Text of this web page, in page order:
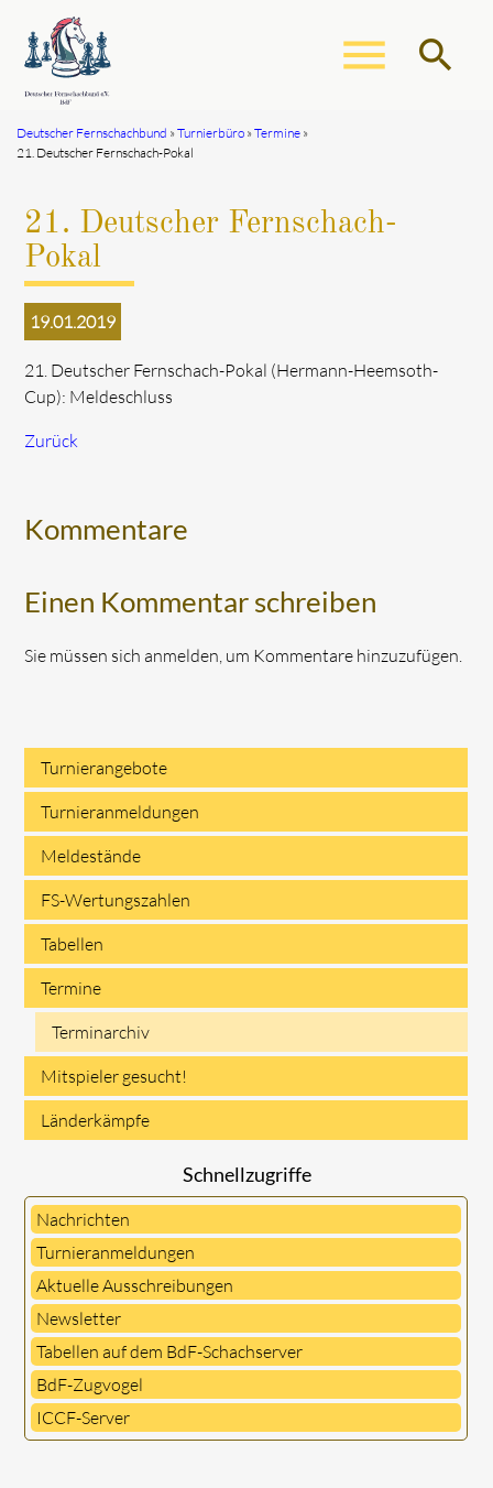
menu search
Deutscher Fernschachbund Turnierbüro Termine
21. Deutscher Fernschach-Pokal
21. Deutscher Fernschach-
Pokal
19.01.2019
21. Deutscher Fernschach-Pokal (Hermann-Heemsoth-
Cup): Meldeschluss
Zurück
Kommentare
Einen Kommentar schreiben
Sie müssen sich anmelden, um Kommentare hinzuzufügen.
Navigation
überspringen
Turnierangebote
Turnieranmeldungen
Meldestände
FS-Wertungszahlen
Tabellen
Termine
Terminarchiv
Mitspieler gesucht!
Länderkämpfe
Schnellzugriffe
Nachrichten
Turnieranmeldungen
Aktuelle Ausschreibungen
Newsletter
Tabellen auf dem BdF-Schachserver
BdF-Zugvogel
ICCF-Server